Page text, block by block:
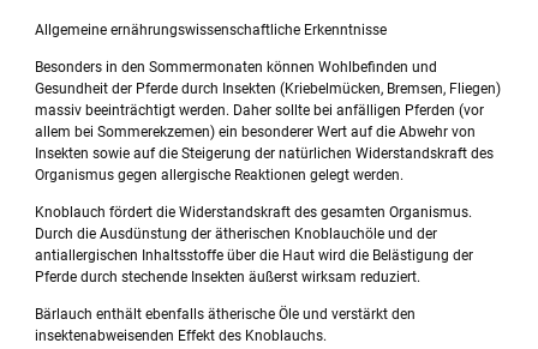
Allgemeine ernährungswissenschaftliche Erkenntnisse
Besonders in den Sommermonaten können Wohlbefinden und
Gesundheit der Pferde durch Insekten (Kriebelmücken, Bremsen, Fliegen)
massiv beeinträchtigt werden. Daher sollte bei anfälligen Pferden (vor
allem bei Sommerekzemen) ein besonderer Wert auf die Abwehr von
Insekten sowie auf die Steigerung der natürlichen Widerstandskraft des
Organismus gegen allergische Reaktionen gelegt werden.
Knoblauch fördert die Widerstandskraft des gesamten Organismus.
Durch die Ausdünstung der ätherischen Knoblauchöle und der
antiallergischen Inhaltsstoffe über die Haut wird die Belästigung der
Pferde durch stechende Insekten äußerst wirksam reduziert.
Bärlauch enthält ebenfalls ätherische Öle und verstärkt den
insektenabweisenden Effekt des Knoblauchs.